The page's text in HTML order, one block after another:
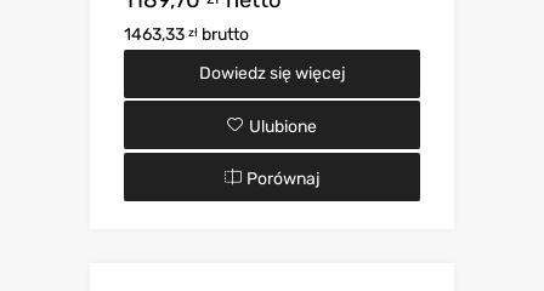
1463,33 zł brutto
Dowiedz się więcej
Ulubione
Porównaj